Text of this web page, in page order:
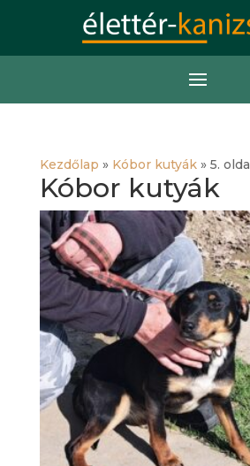
Kezdőlap » Kóbor kutyák» 5. oldal
Kóbor kutyák